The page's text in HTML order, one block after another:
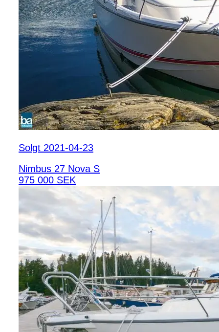
Solgt 2021-04-23
Nimbus 27 Nova S
975 000 SEK